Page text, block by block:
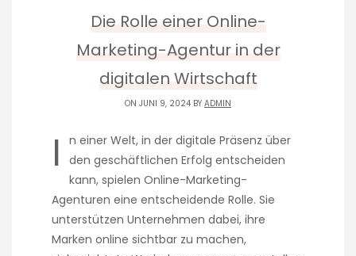
Die Rolle einer Online-
Marketing-Agentur in der
digitalen Wirtschaft
ON JUNI 9, 2024 BY ADMIN
I
n einer Welt, in der digitale Präsenz über
den geschäftlichen Erfolg entscheiden
kann, spielen Online-Marketing-
Agenturen eine entscheidende Rolle. Sie
unterstützen Unternehmen dabei, ihre
Marken online sichtbar zu machen,